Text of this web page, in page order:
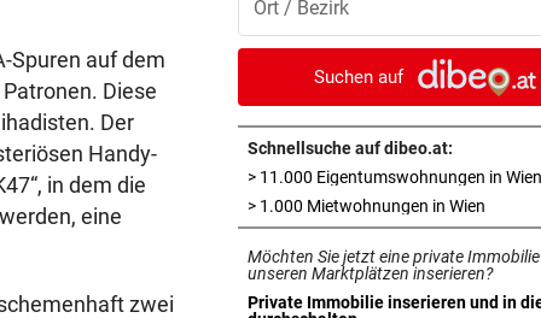
Spuren auf dem
Diese
Der
Handy-
in dem die
eine
zwei
schon?
EINE INTERNE LÖSUNG vor
Pioneers Vorarlberg kennen
neuen Headcoach
RAUS AUS KOMFORTZONE vor
„Der nächste Schritt“:
Olympiasieger „geht fremd“
Suchen auf
Schnellsuche auf dibeo.at:
> 11.000 Eigentumswohnungen in Wien
> 1.000 Mietwohnungen in Wien
Möchten Sie jetzt eine private
unseren Marktplätzen inserieren?
Private Immobilie inserieren und in